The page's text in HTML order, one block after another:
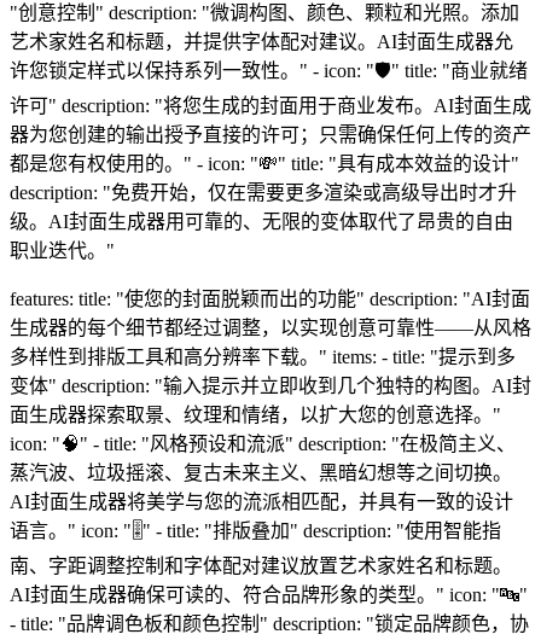
"创意控制" description: "微调构图、颜色、颗粒和光照。添加
艺术家姓名和标题，并提供字体配对建议。AI封面生成器允
许您锁定样式以保持系列一致性。" - icon: "🛡️" title: "商业就绪
许可" description: "将您生成的封面用于商业发布。AI封面生成
器为您创建的输出授予直接的许可；只需确保任何上传的资产
都是您有权使用的。" - icon: "💸" title: "具有成本效益的设计"
description: "免费开始，仅在需要更多渲染或高级导出时才升
级。AI封面生成器用可靠的、无限的变体取代了昂贵的自由
职业迭代。"
features: title: "使您的封面脱颖而出的功能" description: "AI封面
生成器的每个细节都经过调整，以实现创意可靠性——从风格
多样性到排版工具和高分辨率下载。" items: - title: "提示到多
变体" description: "输入提示并立即收到几个独特的构图。AI封
面生成器探索取景、纹理和情绪，以扩大您的创意选择。"
icon: "🧠" - title: "风格预设和流派" description: "在极简主义、
蒸汽波、垃圾摇滚、复古未来主义、黑暗幻想等之间切换。
AI封面生成器将美学与您的流派相匹配，并具有一致的设计
语言。" icon: "🎚️" - title: "排版叠加" description: "使用智能指
南、字距调整控制和字体配对建议放置艺术家姓名和标题。
AI封面生成器确保可读的、符合品牌形象的类型。" icon: "🔤"
- title: "品牌调色板和颜色控制" description: "锁定品牌颜色，协